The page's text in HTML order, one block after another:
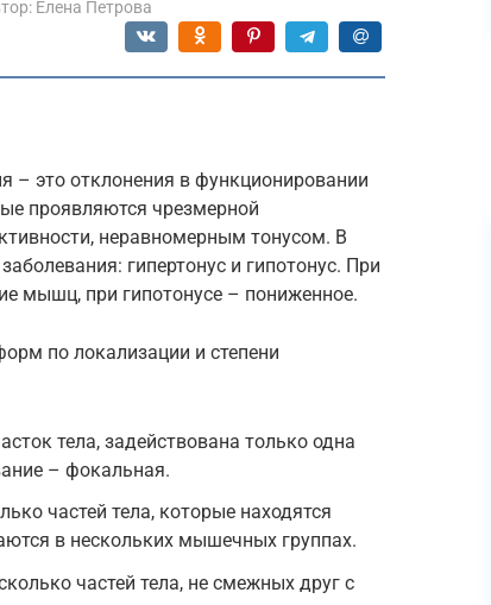
Елена Петрова
– это отклонения в функционировании
проявляются чрезмерной
неравномерным тонусом. В
гипертонус и гипотонус. При
мышц, при гипотонусе – пониженное.
по локализации и степени
тела, задействована только одна
– фокальная.
частей тела, которые находятся
в нескольких мышечных группах.
частей тела, не смежных друг с